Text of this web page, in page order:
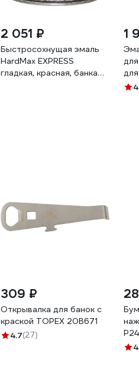
2 051 ₽
Быстросохнущая эмаль
HardMax EXPRESS
гладкая, красная, банка
1
309 ₽
Открывалка для банок с
краской TOPEX 20B671
4.7(27)
240